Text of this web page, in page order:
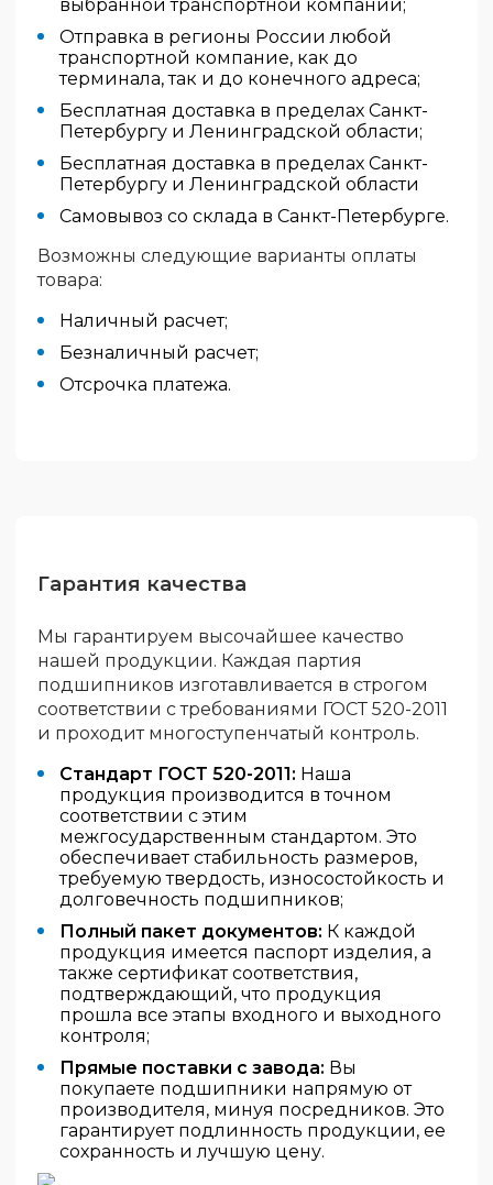
выбранной транспортной компании;
Отправка в регионы России любой
транспортной компание, как до
терминала, так и до конечного адреса;
Бесплатная доставка в пределах Санкт-
Петербургу и Ленинградской области;
Бесплатная доставка в пределах Санкт-
Петербургу и Ленинградской области
Самовывоз со склада в Санкт-Петербурге.
Возможны следующие варианты оплаты
товара:
Наличный расчет;
Безналичный расчет;
Отсрочка платежа.
Гарантия качества
Мы гарантируем высочайшее качество
нашей продукции. Каждая партия
подшипников изготавливается в строгом
соответствии с требованиями ГОСТ 520-2011
и проходит многоступенчатый контроль.
Стандарт ГОСТ 520-2011: Наша
продукция производится в точном
соответствии с этим
межгосударственным стандартом. Это
обеспечивает стабильность размеров,
требуемую твердость, износостойкость и
долговечность подшипников;
Полный пакет документов: К каждой
продукция имеется паспорт изделия, а
также сертификат соответствия,
подтверждающий, что продукция
прошла все этапы входного и выходного
контроля;
Прямые поставки с завода: Вы
покупаете подшипники напрямую от
производителя, минуя посредников. Это
гарантирует подлинность продукции, ее
сохранность и лучшую цену.